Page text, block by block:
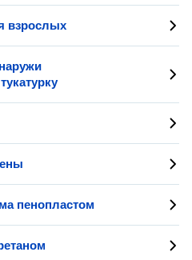
взрослых
пенопластом